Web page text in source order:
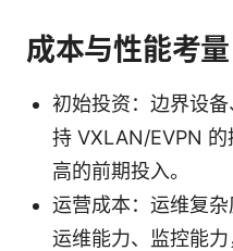
成本与性能考量
初始投资：边界设
持 VXLAN/EVPN
高的前期投入。
运营成本：运维复
运维能力、监控能